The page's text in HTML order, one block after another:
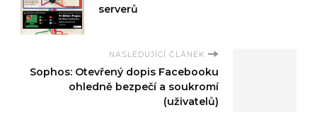
serverů
NASLEDUJÍCÍ ČLÁNEK
Sophos: Otevřený dopis Facebooku
ohledně bezpečí a soukromí
(uživatelů)